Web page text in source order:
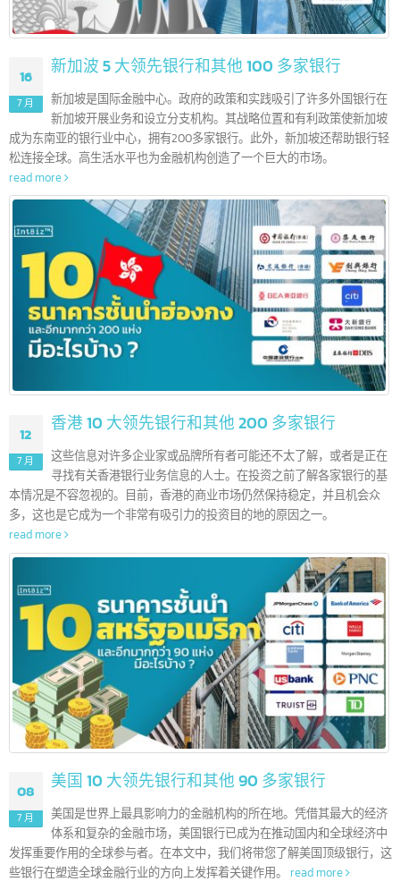
16 新加波 5 大领先银行和其他 100 多家银行
新加坡是国际金融中心。政府的政策和实践吸引了许多外国银行
新加坡开展业务和设立分支机构。其战略位置和有利政策使新加
成为东南亚的银行业中心，拥有200多家银行。此外，新加坡还帮助银
松连接全球。高生活水平也为金融机构创造了一个巨大的市场。
read more
12 香港 10 大领先银行和其他 200 多家银行
这些信息对许多企业家或品牌所有者可能还不太了解，或者是正
寻找有关香港银行业务信息的人士。在投资之前了解各家银行的
本情况是不容忽视的。目前，香港的商业市场仍然保持稳定，并且机会众
多，这也是它成为一个非常有吸引力的投资目的地的原因之一。
read more